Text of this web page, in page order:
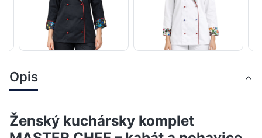
Opis
Ženský kuchársky komplet